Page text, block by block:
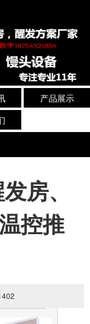
产品展示
房、
控推